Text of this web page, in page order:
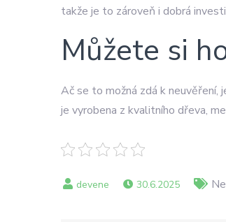
takže je to zároveň i dobrá
Můžete si
Ač se to možná zdá k neuvěření,
je vyrobena z kvalitního dřeva,
30.6.2025